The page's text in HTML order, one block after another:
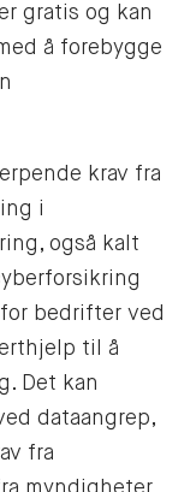
gratis og kan
å forebygge
krav fra
i
også kalt
bedrifter ved
til å
Det kan
dataangrep,
fra